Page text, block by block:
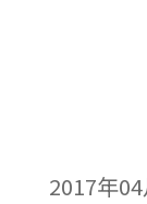
2017年